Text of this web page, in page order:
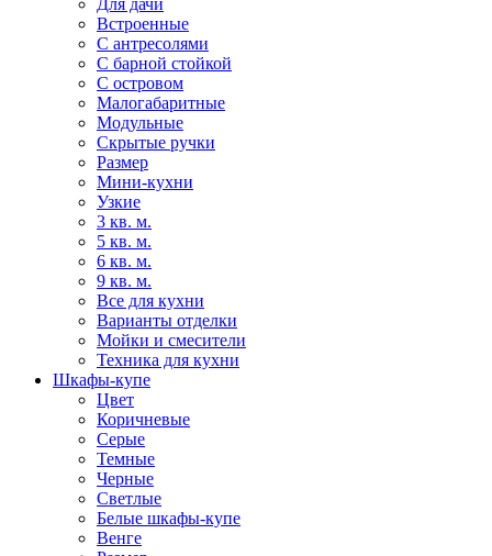
Для дачи
Встроенные
С антресолями
С барной стойкой
С островом
Малогабаритные
Модульные
Скрытые ручки
Размер
Мини-кухни
Узкие
3 кв. м.
5 кв. м.
6 кв. м.
9 кв. м.
Все для кухни
Варианты отделки
Мойки и смесители
Техника для кухни
Шкафы-купе
Цвет
Коричневые
Серые
Темные
Черные
Светлые
Белые шкафы-купе
Венге